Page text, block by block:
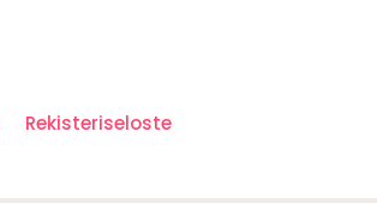
Rekisteriseloste